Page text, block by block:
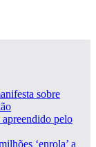
sobre
pelo
‘enrola’ a